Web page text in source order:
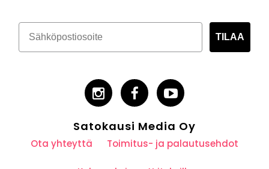
TILAA
Satokausi Media Oy
Ota yhteyttä Toimitus- ja palautusehdot